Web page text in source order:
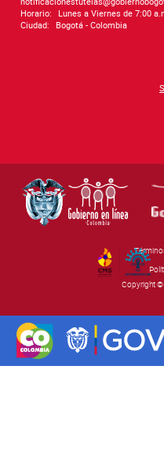
Horario:
Lunes a Viernes de 7:00
Ciudad:
Bogotá - Colombia
Copyright
By